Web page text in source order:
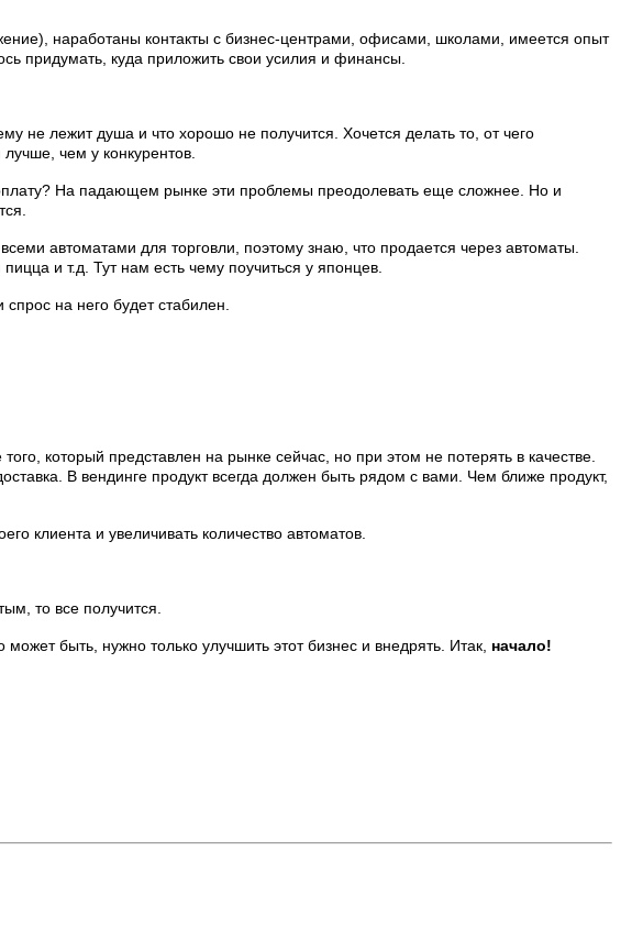
наработаны контакты с бизнес-центрами, офисами, школами, имеется опыт
придумать, куда приложить свои усилия и финансы.
не лежит душа и что хорошо не получится. Хочется делать то, от чего
чем у конкурентов.
На падающем рынке эти проблемы преодолевать еще сложнее. Но и
автоматами для торговли, поэтому знаю, что продается через автоматы.
и т.д. Тут нам есть чему поучиться у японцев.
на него будет стабилен.
который представлен на рынке сейчас, но при этом не потерять в качестве.
В вендинге продукт всегда должен быть рядом с вами. Чем ближе продукт,
клиента и увеличивать количество автоматов.
то все получится.
быть, нужно только улучшить этот бизнес и внедрять. Итак, начало!